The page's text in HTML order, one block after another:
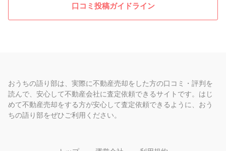
口コミ投稿ガイドライン
おうちの語り部は、実際に不動産売却をした方の口コミ・評判を
読んで、安心して不動産会社に査定依頼できるサイトです。はじ
めて不動産売却をする方が安心して査定依頼できるように、おう
ちの語り部をぜひご利用ください。